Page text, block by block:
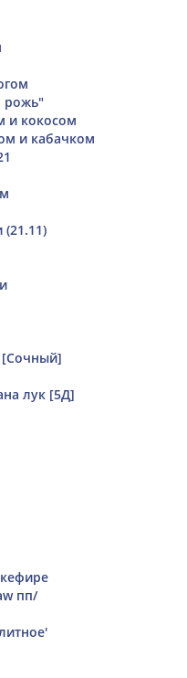
рожь"
и кокосом
и кабачком
лук [5Д]
пп/